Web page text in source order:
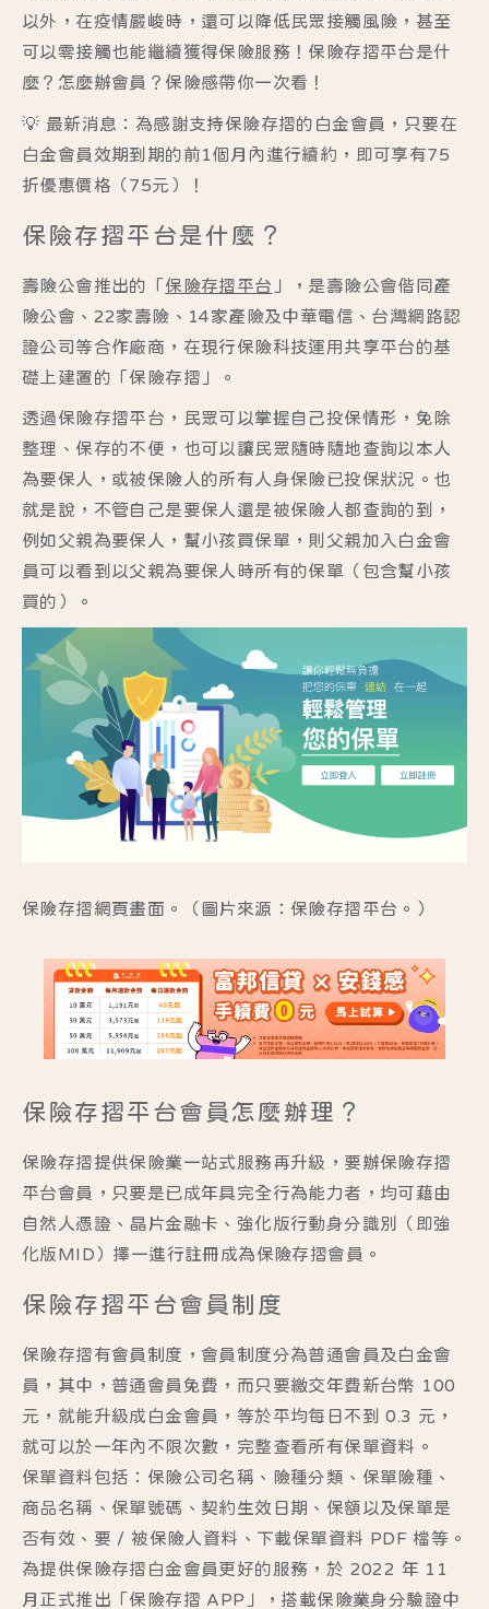
以外，在疫情嚴峻時，還可以降低民眾接觸風險，甚至
可以零接觸也能繼續獲得保險服務！保險存摺平台是什
麼？怎麼辦會員？保險感帶你一次看！
💡 最新消息：為感謝支持保險存摺的白金會員，只要在
白金會員效期到期的前1個月內進行續約，即可享有75
折優惠價格（75元）！
保險存摺平台是什麼？
壽險公會推出的「保險存摺平台 」，是壽險公會偕同產
險公會、22家壽險、14家產險及中華電信、台灣網路認
證公司等合作廠商，在現行保險科技運用共享平台的基
礎上建置的「保險存摺」。
透過保險存摺平台，民眾可以掌握自己投保情形，免除
整理、保存的不便，也可以讓民眾隨時隨地查詢以本人
為要保人，或被保險人的所有人身保險已投保狀況。也
就是說，不管自己是要保人還是被保險人都查詢的到，
例如父親為要保人，幫小孩買保單，則父親加入白金會
員可以看到以父親為要保人時所有的保單（包含幫小孩
買的）。
保險存摺網頁畫面。（圖片來源： 保險存摺平台 。）
保險存摺平台會員怎麼辦理？
保險存摺提供保險業一站式服務再升級，要辦保險存摺
平台會員，只要是已成年具完全行為能力者 ， 均可藉由
自然人憑證、晶片金融卡、強化版行動身分識別（即強
化版MID）擇一進行註冊成為保險存摺會員。
保險存摺平台會員制度
保險存摺有會員制度，會員制度分為普通會員及白金會
員，其中， 普通會員免費，而只要繳交年費新台幣 100
元，就能升級成白金會員，等於平均每日不到 0.3 元，
就可以於一年內不限次數，完整查看所有保單資料。
保單資料包括：保險公司名稱、險種分類、保單險種、
商品名稱、保單號碼、契約生效日期、保額以及保單是
否有效、要 / 被保險人資料、下載保單資料 PDF 檔等。
為提供保險存摺白金會員更好的服務，於 2022 年 11
月正式推出「保險存摺 APP」，搭載保險業身分驗證中